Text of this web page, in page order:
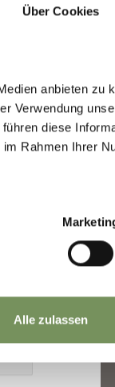
Über Cookies
anbieten zu
Verwendung
diese
Rahmen Ihrer
Alle zulassen